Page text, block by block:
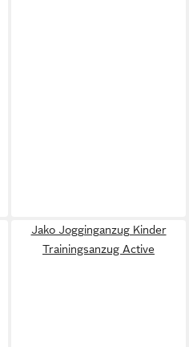
Jako Jogginganzug Kinder
Trainingsanzug Active